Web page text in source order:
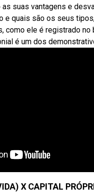
suas vantagens e
quais são os seus
ele é registrado
é um dos
X CAPITAL